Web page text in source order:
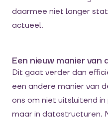
daarmee niet langer
actueel.
Een nieuw manier van
Dit gaat verder dan
een andere manier van
ons om niet uitsluitend
maar in datastructuren.